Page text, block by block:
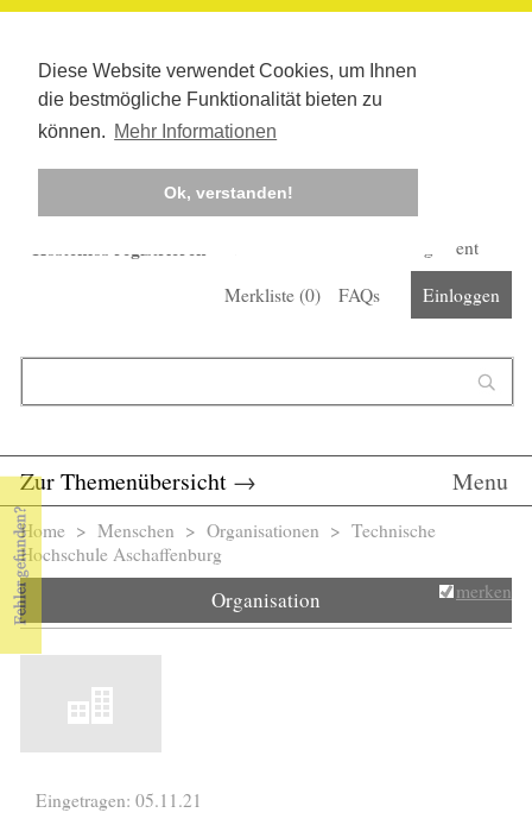
Diese Website verwendet Cookies, um Ihnen
die bestmögliche Funktionalität bieten zu
können. Mehr Informationen
Ok, verstanden!
Kostenlos registrieren
Corona-Management
Merkliste (0) FAQs Einloggen
Zur Themenübersicht → Menu
Sie sind hier
Home > Menschen > Organisationen > Technische
Hochschule Aschaffenburg
Organisation merken
Eingetragen: 05.11.21